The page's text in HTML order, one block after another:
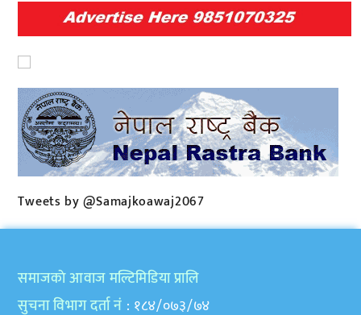
Tweets by @Samajkoawaj2067
समाजकाे आवाज मल्टिमिडिया प्रालि
सुचना विभाग दर्ता नं : १८४/०७३/७४